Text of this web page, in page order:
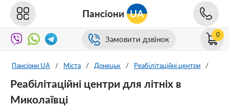
Пансіони UA
Замовити дзвінок 0
Пансіони UA / Міста / Донецьк / Реабілітаційні центри /
Реабілітаційні центри для літніх в
Миколаївці